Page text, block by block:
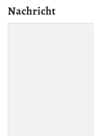
Nachricht